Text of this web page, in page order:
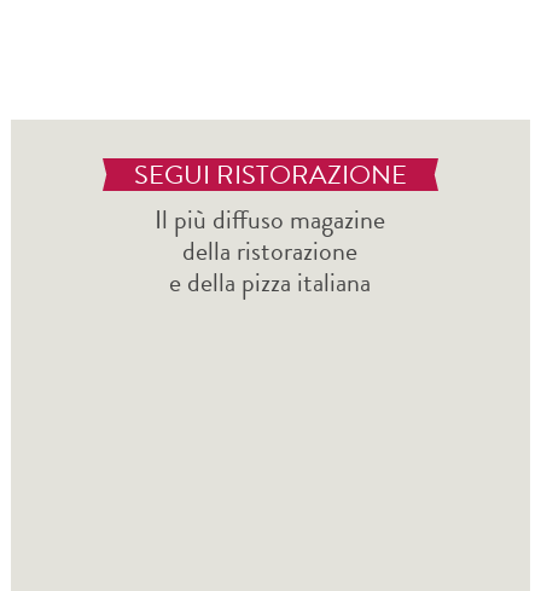
SEGUI RISTORAZIONE
Il più diffuso magazine
della ristorazione
e della pizza italiana